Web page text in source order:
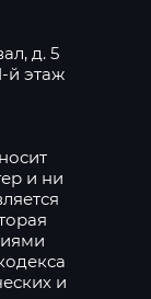
д. 5
й этаж
и ни
и